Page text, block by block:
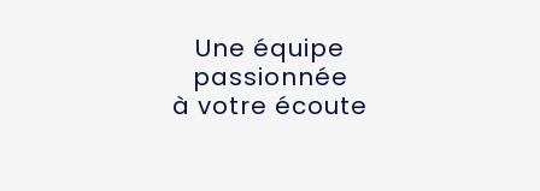
Une équipe
passionnée
à votre écoute